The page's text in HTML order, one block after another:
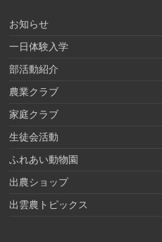
お知らせ
一日体験入学
部活動紹介
農業クラブ
家庭クラブ
生徒会活動
ふれあい動物園
出農ショップ
出雲農トピックス